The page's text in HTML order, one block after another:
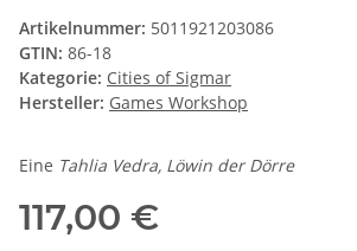
Artikelnummer: 5011921203086
GTIN: 86-18
Kategorie: Cities of Sigmar
Hersteller: Games Workshop
Eine Tahlia Vedra, Löwin der Dörre
117,00 €